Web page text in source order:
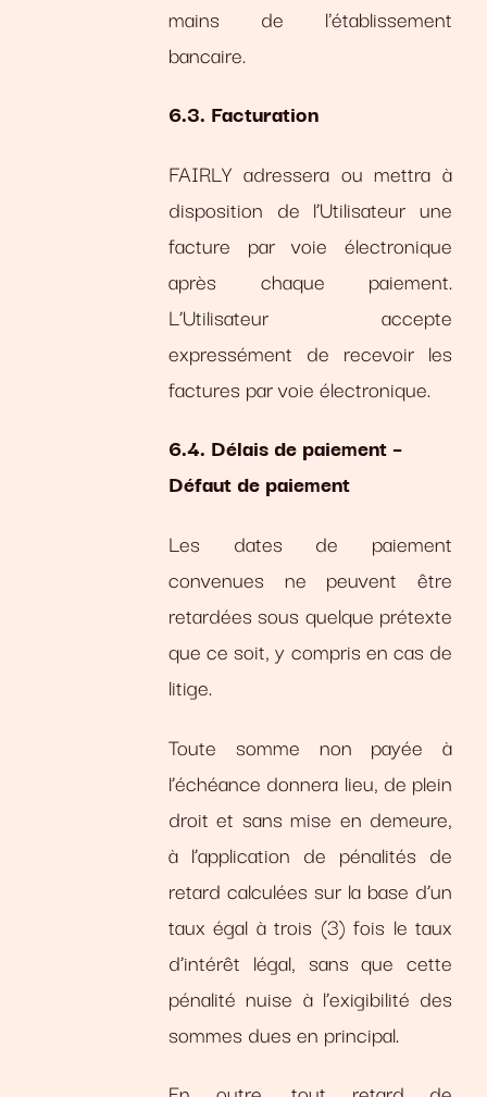
mains de l'établissement
bancaire.
6.3. Facturation
FAIRLY adressera ou mettra à
disposition de l’Utilisateur une
facture par voie électronique
après chaque paiement.
L’Utilisateur accepte
expressément de recevoir les
factures par voie électronique.
6.4. Délais de paiement –
Défaut de paiement
Les dates de paiement
convenues ne peuvent être
retardées sous quelque prétexte
que ce soit, y compris en cas de
litige.
Toute somme non payée à
l’échéance donnera lieu, de plein
droit et sans mise en demeure,
à l’application de pénalités de
retard calculées sur la base d’un
taux égal à trois (3) fois le taux
d’intérêt légal, sans que cette
pénalité nuise à l’exigibilité des
sommes dues en principal.